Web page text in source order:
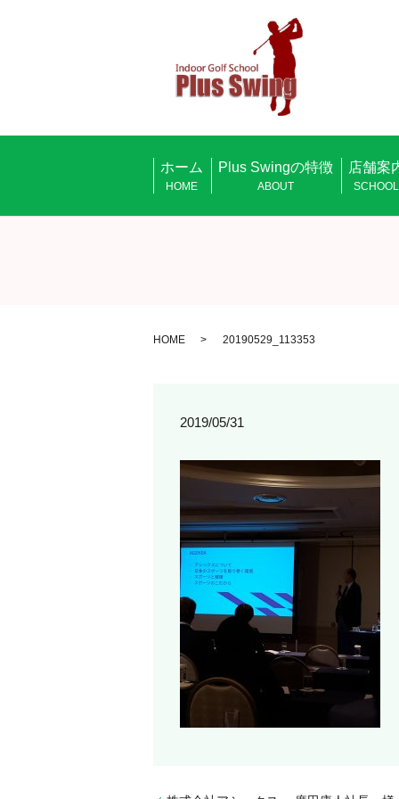
ホーム
HOME
Plus Swingの特徴
ABOUT
店舗案
SCHOOL
HOME 20190529_113353
2019/05/31